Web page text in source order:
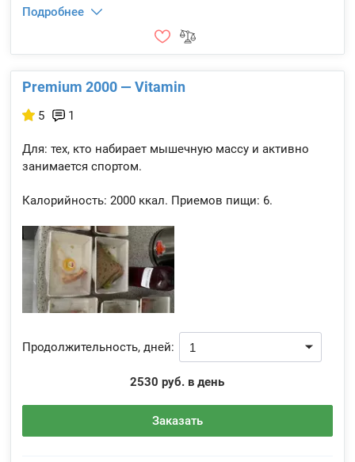
Подробнее
Premium 2000 — Vitamin
5 1
Для: тех, кто набирает мышечную массу и активно
занимается спортом.
Калорийность: 2000 ккал. Приемов пищи: 6.
Продолжительность, дней:
2530 руб. в день
Заказать